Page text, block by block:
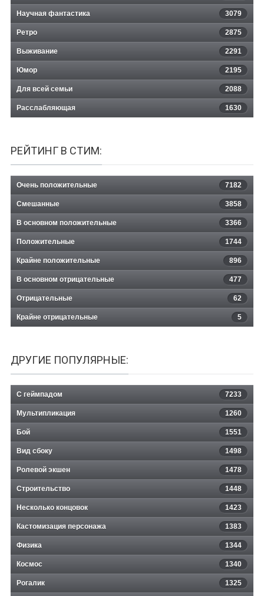
Научная фантастика 3079
Ретро 2875
Выживание 2291
Юмор 2195
Для всей семьи 2088
Расслабляющая 1630
РЕЙТИНГ В СТИМ:
Очень положительные 7182
Смешанные 3858
В основном положительные 3366
Положительные 1744
Крайне положительные 896
В основном отрицательные 477
Отрицательные 62
Крайне отрицательные 5
ДРУГИЕ ПОПУЛЯРНЫЕ:
С геймпадом 7233
Мультипликация 1260
Бой 1551
Вид сбоку 1498
Ролевой экшен 1478
Строительство 1448
Несколько концовок 1423
Кастомизация персонажа 1383
Физика 1344
Космос 1340
Рогалик 1325